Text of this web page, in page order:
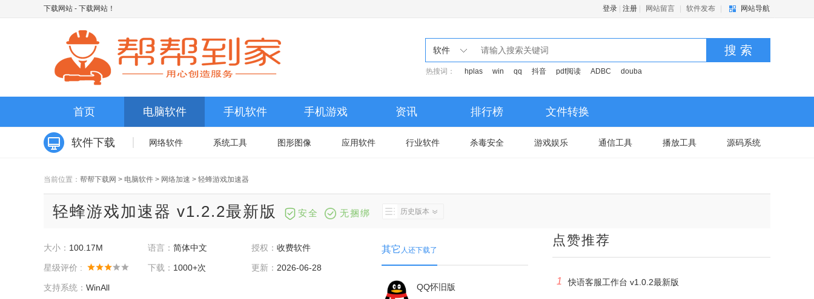
下载网站 - 下载网站！ 登录 注册 网站留言 软件发布 网站导航
软件 搜 索
热搜词： hplas win qq 抖音 pdf阅读 ADBC douba
首页 电脑软件 手机软件 手机游戏 资讯 排行榜 文件转换
软件下载 网络软件 系统工具 图形图像 应用软件 行业软件 杀毒安全 游戏娱乐 通信工具 播放工具 源码系统
当前位置： 帮帮下载网 > 电脑软件 > 网络加速 > 轻蜂游戏加速器
轻蜂游戏加速器 v1.2.2最新版 安全 无捆绑 历史版本
大小： 100.17M 语言： 简体中文 授权：收费软件
星级评价 : 下载： 1000+次 更新： 2026-06-28
支持系统： WinAll
其它 人还下载了
QQ怀旧版
点赞推荐
1 快语客服工作台 v1.0.2最新版